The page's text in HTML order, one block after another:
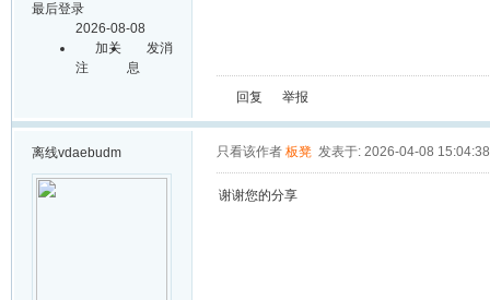
最后登录
2026-08-08
加关
注
发消
息
回复 举报
离线vdaebudm 只看该作者 板凳 发表于: 2026-04-08 15:04:38
谢谢您的分享